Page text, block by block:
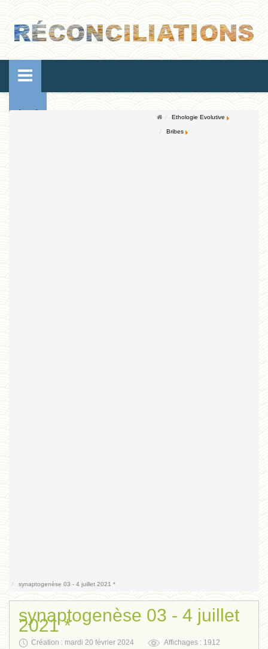
Accueil
Ethologie Evolutive
Bribes
synaptogenèse 03 - 4 juillet 2021 *
synaptogenèse 03 - 4 juillet
2021 *
Création : mardi 20 février 2024 Affichages : 1912